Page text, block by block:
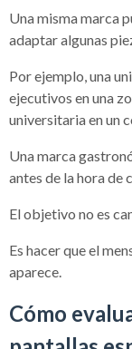
Una misma marca
adaptar algunas
Por ejemplo, una
ejecutivos en una
universitaria en un
Una marca
antes de la hora de
El objetivo no es
Es hacer que el
aparece.
Cómo